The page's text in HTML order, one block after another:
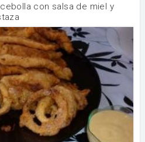
con salsa de miel y